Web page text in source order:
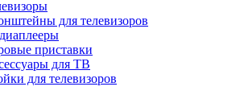
для телевизоров
приставки
для ТВ
для телевизоров